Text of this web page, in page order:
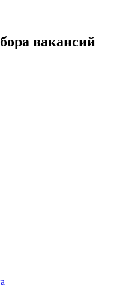
вакансий